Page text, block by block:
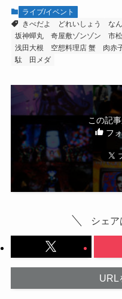
ライブ/イベント
きべだよ
どれいしょう な
坂神蟬丸
奇屋敷ゾンゾン 市
浅田大根
空想料理店 蟹 肉赤
駄ゞ田メダ
この記
フ
シェ
URL